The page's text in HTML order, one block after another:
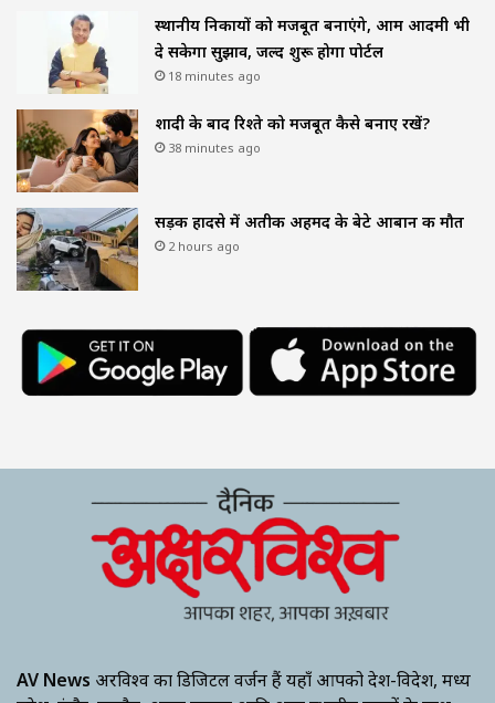
स्थानीय निकायों को मजबूत बनाएंगे, आम आदमी भी
दे सकेगा सुझाव, जल्द शुरू होगा पोर्टल
18 minutes ago
शादी के बाद रिश्ते को मजबूत कैसे बनाए रखें?
38 minutes ago
सड़क हादसे में अतीक अहमद के बेटे आबान की मौत
2 hours ago
AV News अक्षरविश्व का डिजिटल वर्जन हैं यहाँ आपको देश-विदेश, मध्य